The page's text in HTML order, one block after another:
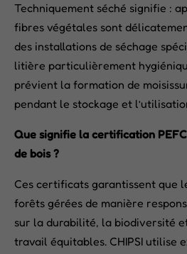
Techniquement séché signifie :
fibres végétales sont
des installations de séchage
litière particulièrement
prévient la formation de
pendant le stockage et
Que signifie la certification
de bois ?
Ces certificats garantissent que
forêts gérées de manière
sur la durabilité, la biodiversité
travail équitables. CHIPSI utilise